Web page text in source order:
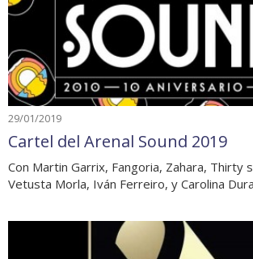
29/01/2019
Cartel del Arenal Sound 2019
Con Martin Garrix, Fangoria, Zahara, Thirty
Vetusta Morla, Iván Ferreiro, y Carolina